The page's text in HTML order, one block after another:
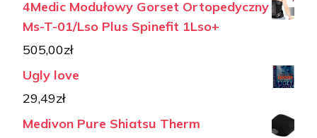
4Medic Modułowy Gorset Ortopedyczny
Ms-T-01/Lso Plus Spinefit 1Lso+
505,00zł
Ugly love
29,49zł
Medivon Pure Shiatsu Therm